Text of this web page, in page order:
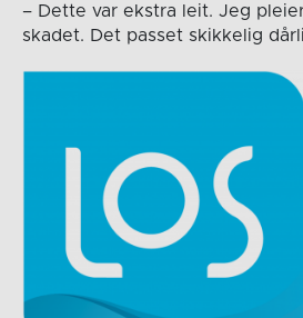
– Dette var ekstra leit. Jeg
skadet. Det passet skikkelig